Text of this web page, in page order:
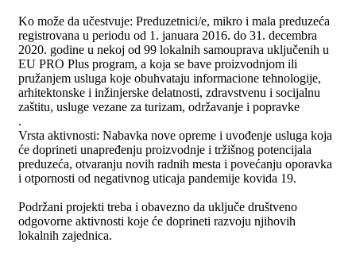
Ko može da učestvuje: Preduzetnici/e, mikro i mala preduzeća
registrovana u periodu od 1. januara 2016. do 31. decembra
2020. godine u nekoj od 99 lokalnih samouprava uključenih u
EU PRO Plus program, a koja se bave proizvodnjom ili
pružanjem usluga koje obuhvataju informacione tehnologije,
arhitektonske i inžinjerske delatnosti, zdravstvenu i socijalnu
zaštitu, usluge vezane za turizam, održavanje i popravke
.
Vrsta aktivnosti: Nabavka nove opreme i uvođenje usluga koja
će doprineti unapređenju proizvodnje i tržišnog potencijala
preduzeća, otvaranju novih radnih mesta i povećanju oporavka
i otpornosti od negativnog uticaja pandemije kovida 19.
Podržani projekti treba i obavezno da uključe društveno
odgovorne aktivnosti koje će doprineti razvoju njihovih
lokalnih zajednica.